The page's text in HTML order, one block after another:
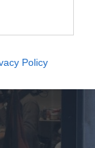
Policy